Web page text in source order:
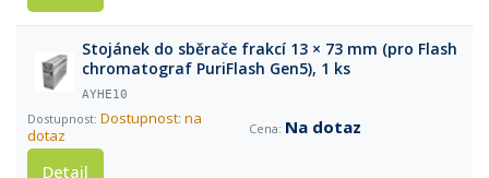
Stojánek do sběrače frakcí 13 × 73 mm (pro Flash
chromatograf PuriFlash Gen5), 1 ks
AYHE10
Dostupnost: na
dotaz
Na dotaz
Detail